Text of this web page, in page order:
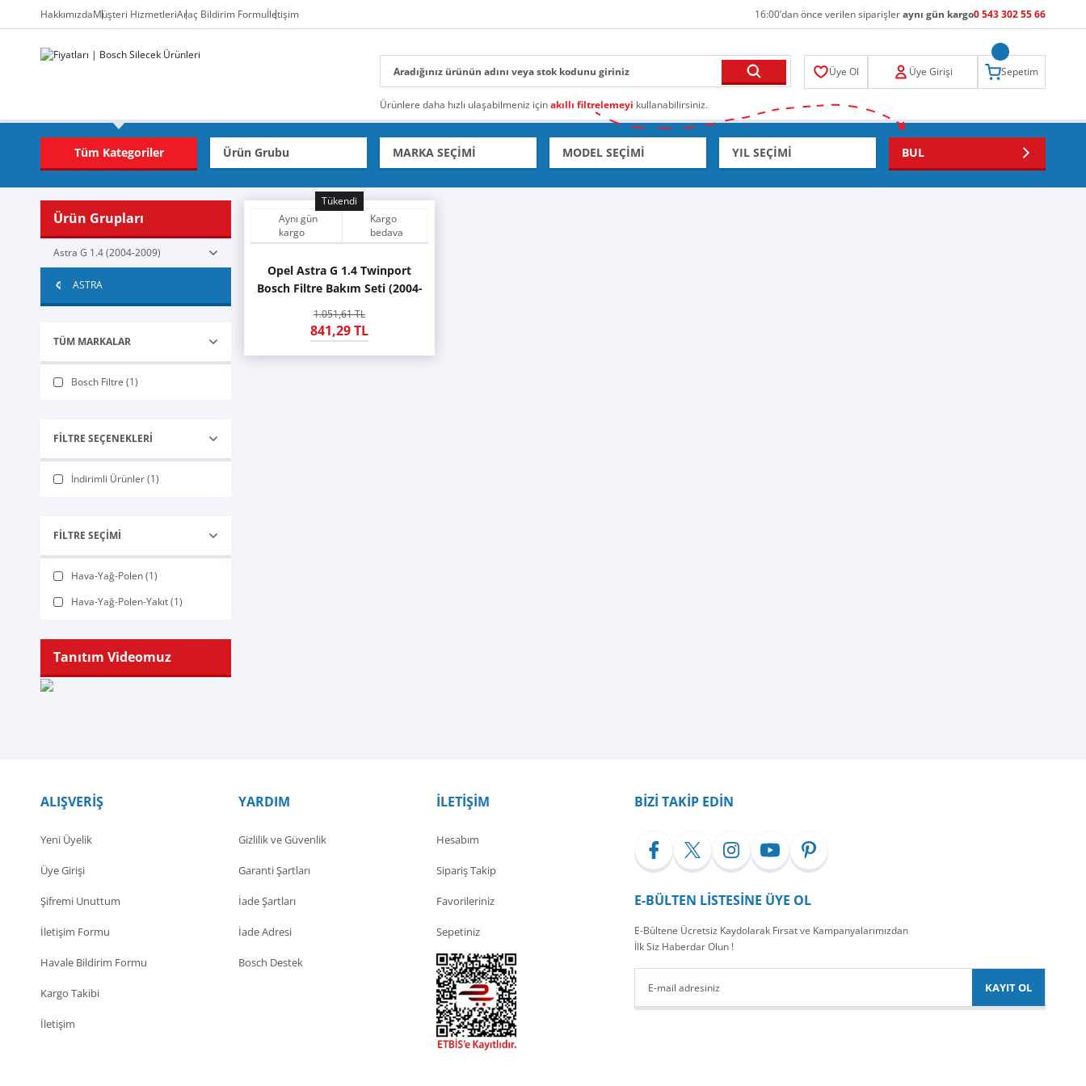
HakkımızdaMüşteri HizmetleriAraç Bildirim Formuİletişim 16:00’dan önce verilen siparişleraynı gün kargo0 543 302 55 66
Ürünlere daha hızlı ulaşabilmeniz içinakıllı filtrelemeyi kullanabilirsiniz.
Üye Ol Üye Girişi Sepetim
Tüm Kategoriler BUL
Ürün Grupları
Astra G 1.4 (2004-2009)
ASTRA
TÜM MARKALAR
Bosch Filtre (1)
FILTRE SEÇENEKLERI
İndirimli Ürünler (1)
FILTRE SEÇIMI
Hava-Yağ-Polen (1)
Hava-Yağ-Polen-Yakıt (1)
Tanıtım Videomuz
Tükendi
Aynı gün
kargo
Kargo
bedava
Opel Astra G 1.4 Twinport
Bosch Filtre Bakım Seti (2004-
1.051,61 TL
841,29 TL
ALIŞVERİŞ
Yeni Üyelik
Üye Girişi
Şifremi Unuttum
İletişim Formu
Havale Bildirim Formu
Kargo Takibi
İletişim
YARDIM
Gizlilik ve Güvenlik
Garanti Şartları
İade Şartları
İade Adresi
Bosch Destek
İLETİŞİM
Hesabım
Sipariş Takip
Favorileriniz
Sepetiniz
BİZİ TAKİP EDİN
E-BÜLTEN LİSTESİNE ÜYE OL
E-Bültene Ücretsiz Kaydolarak Fırsat ve Kampanyalarımızdan
İlk Siz Haberdar Olun !
KAYIT OL